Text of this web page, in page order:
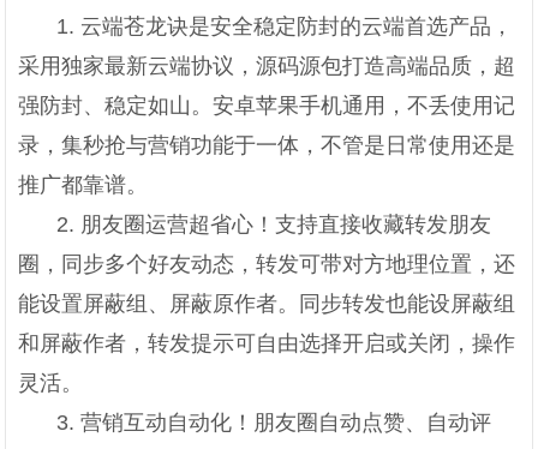
1. 云端苍龙诀是安全稳定防封的云端首选产品，
采用独家最新云端协议，源码源包打造高端品质，超
强防封、稳定如山。安卓苹果手机通用，不丢使用记
录，集秒抢与营销功能于一体，不管是日常使用还是
推广都靠谱。
2. 朋友圈运营超省心！支持直接收藏转发朋友
圈，同步多个好友动态，转发可带对方地理位置，还
能设置屏蔽组、屏蔽原作者。同步转发也能设屏蔽组
和屏蔽作者，转发提示可自由选择开启或关闭，操作
灵活。
3. 营销互动自动化！朋友圈自动点赞、自动评